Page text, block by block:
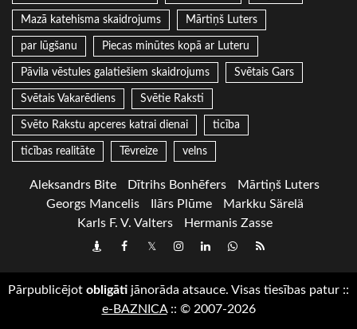
Mazā katehisma skaidrojums Mārtiņš Luters
par lūgšanu Piecas minūtes kopā ar Luteru
Pāvila vēstules galatiešiem skaidrojums Svētais Gars
Svētais Vakarēdiens Svētie Raksti
Svēto Rakstu apceres katrai dienai ticība
ticības realitāte Tēvreize velns
Aleksandrs Bite Dītrihs Bonhēfers
Mārtiņš Luters
Georgs Mancelis
Ilārs Plūme
Markku Särelä
Karls F. V. Valters
Hermanis Zasse
DraugiemFacebook
TwitterInstagram
LinkedInwhatsapp
RSS
Pārpublicējot obligāti jānorāda atsauce. Visas tiesības patur ::
e-BAZNICA:: © 2007-2026